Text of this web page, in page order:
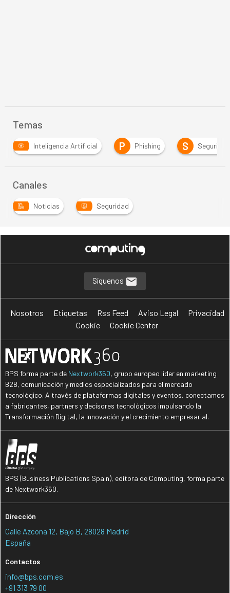
Temas
Inteligencia Artificial P Phishing S Seguridad
Canales
Noticias Seguridad
Síguenos
Nosotros Etiquetas Rss Feed Aviso Legal
Privacidad
Cookie
Cookie Center
BPS forma parte de Nextwork360, grupo europeo líder en marketing
B2B, comunicación y medios especializados para el mercado
tecnológico. A través de plataformas digitales y eventos, conectamos
a fabricantes, partners y decisores tecnológicos impulsando la
Transformación Digital, la Innovación y el crecimiento empresarial.
BPS (Business Publications Spain), editora de Computing, forma parte
de Nextwork360.
Dirección
Calle Azcona 12, Bajo B, 28028 Madrid
España
Contactos
info@bps.com.es
+91 313 79 00